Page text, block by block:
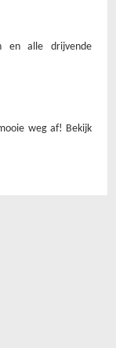
en alle drijvende
weg af! Bekijk